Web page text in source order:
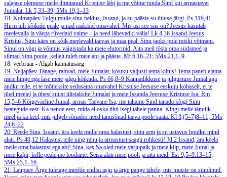
salajase olemuse meile ilmutanud Kristuse läbi ja me võime tunda Sind kui armastavat
Jumalat. Lk 5,33–39; 5Ms 19,1–13
18. Kolmapäev Tulgu mulle sinu heldus, Issand, ja su pääste su ütluse järgi. Ps 119,41
Hirm tuli kõikide peale ja nad rääkisid omavahel: Mis asi see siis on? Jeesus käsutab
meelevalla ja väega rüvedaid vaime – ja need lähevadki välja! Lk 4,36 Issand Jeesus
Kristus, Sinu käes on kõik meelevald taevas ja maa peal. Sinu jaoks pole miski võimatu.
Sinul on vägi ja võimus vaigistada ka meie elutormid. Aita meil tõsta oma südamed ja
silmad Sinu poole, kellelt tuleb meie abi ja pääste. Mt 6,16–21; 5Ms 21,1–9
18. veebruar - Algab kannatusaeg
19. Neljapäev Tänage, rahvad, meie Jumalat, kostku valjusti tema kiitus! Tema paneb elama
meie hinge ega lase meie jalgu kõikuda. Ps 66,8–9 Kannatlikkuse ja julgustuse Jumal aga
andku teile, et te mõtleksite sedasama omavahel Kristuse Jeesuse eeskuju kohaselt, et te
ühel meelel ja ühest suust ülistaksite Jumalat ja meie Issanda Jeesuse Kristuse Isa. Rm
15,5–6 Kõigeväeline Jumal, armas Taevane Isa, me tahame Sind tänada kõigi Sinu
heategude eest. Ka nende eest, mida ei oska tihti isegi tähele panna. Kingi meile tänulik
meel ja ka keel, mis julgeb sõnades need tänusõnad taeva poole saata. Kl 3,(5–7)8–11; 5Ms
24,6–22
20. Reede Sina, Issand, ära keela mulle oma halastust; sinu arm ja su ustavus hoidku mind
alati. Ps 40,12 Halastust teile ning rahu ja armastust saagu rohkesti! Jd 2 Issand, ära keela
meile oma halastust ega abi! Sina, kes Sa oled meie varjupaik ja meie kilp, meie Jumal ja
meie kalju, kelle peale me loodame. Seisa alati meie poolt ja aita meid. Esr 9,5–9.13–15;
5Ms 25,1–16
21. Laupäev Ärge tuletage meelde endisi asju ja ärge pange tähele, mis muiste on sündinud.